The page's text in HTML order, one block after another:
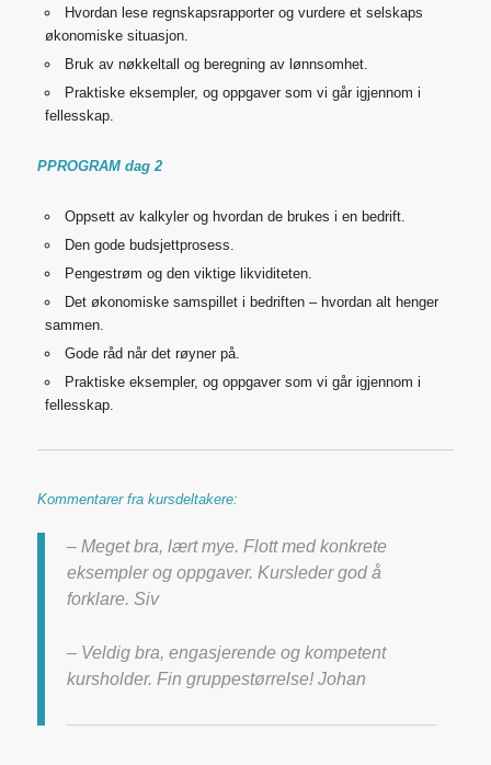
Hvordan lese regnskapsrapporter og vurdere et selskaps
økonomiske situasjon.
Bruk av nøkkeltall og beregning av lønnsomhet.
Praktiske eksempler, og oppgaver som vi går igjennom i
fellesskap.
PPROGRAM dag 2
Oppsett av kalkyler og hvordan de brukes i en bedrift.
Den gode budsjettprosess.
Pengestrøm og den viktige likviditeten.
Det økonomiske samspillet i bedriften – hvordan alt henger
sammen.
Gode råd når det røyner på.
Praktiske eksempler, og oppgaver som vi går igjennom i
fellesskap.
Kommentarer fra kursdeltakere:
– Meget bra, lært mye. Flott med konkrete
eksempler og oppgaver. Kursleder god å
forklare. Siv
– Veldig bra, engasjerende og kompetent
kursholder. Fin gruppestørrelse! Johan